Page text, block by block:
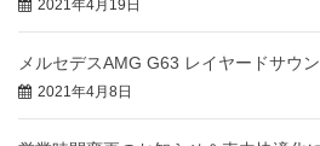
2021年4月19日
メルセデスAMG G63 レイヤードサウ
2021年4月8日